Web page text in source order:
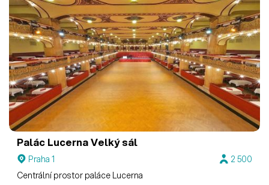
Palác LucernaVelký sál
Praha 1
2 500
Centrální prostor paláce Lucerna